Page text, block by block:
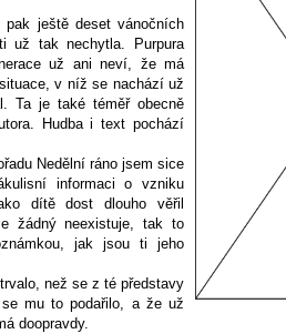
ještě deset vánočních
už tak nechytla.
Purpura
už ani neví, že má
v níž se nachází už
Ta je také téměř obecně
Hudba i text pochází
Nedělní ráno jsem sice
informaci o vzniku
dítě dost dlouho věřil
žádný neexistuje, tak to
jak jsou ti jeho
než se z té představy
mu to podařilo, a že už
doopravdy.